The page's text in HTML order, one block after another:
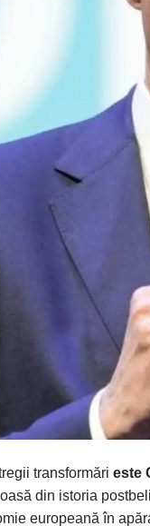
transformări este
din istoria
europeană în